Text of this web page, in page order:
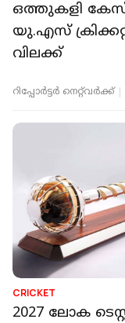
ഒത്തുകളി
യു.എസ്
വിലക്ക്
റിപ്പോർട്ടർ നെറ്റ്‌വര്‍ക്ക്‌
CRICKET
2027 ലോക